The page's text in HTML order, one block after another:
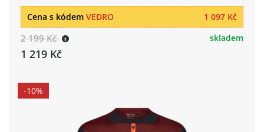
1 097 Kč
Cena s kódem VEDRO
2 199 Kč
1 219 Kč
skladem
-10%